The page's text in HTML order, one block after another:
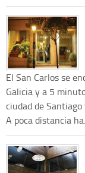
El San Carlos se
Galicia y a 5
ciudad de
A poca distancia